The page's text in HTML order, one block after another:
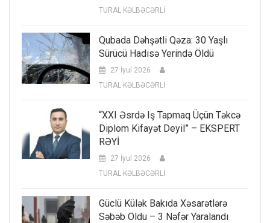
TURAL KƏLBƏCƏRLİ
Qubada Dəhşətli Qəza: 30 Yaşlı
Sürücü Hadisə Yerində Öldü
27 İyul 2026
TURAL KƏLBƏCƏRLİ
“XXI Əsrdə Iş Tapmaq Üçün Təkcə
Diplom Kifayət Deyil” – EKSPERT
RƏYİ
27 İyul 2026
TURAL KƏLBƏCƏRLİ
Güclü Külək Bakıda Xəsarətlərə
Səbəb Oldu – 3 Nəfər Yaralandı